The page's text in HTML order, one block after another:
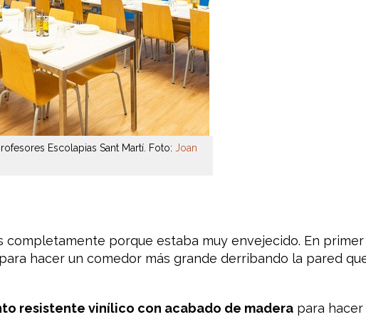
Escolapias Sant Martí. Foto: Joan
porque estaba muy envejecido. En primer
hacer un comedor más grande derribando la pared
resistente vinílico con acabado de madera para hacer